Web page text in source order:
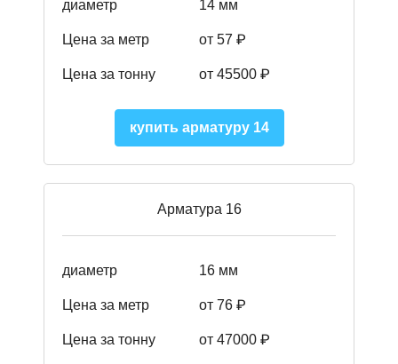
диаметр 14 мм
Цена за метр от 57 ₽
Цена за тонну от 45500 ₽
купить арматуру 14
Арматура 16
диаметр 16 мм
Цена за метр от 76 ₽
Цена за тонну от 47000 ₽